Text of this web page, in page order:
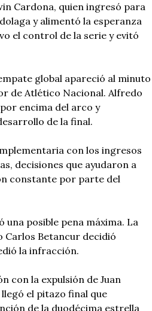
Cardona, quien ingresó para
y alimentó la esperanza
el control de la serie y evitó
global apareció al minuto
de Atlético Nacional. Alfredo
encima del arco y
de la final.
con los ingresos
decisiones que ayudaron a
constante por parte del
posible pena máxima. La
Carlos Betancur decidió
la infracción.
con la expulsión de Juan
el pitazo final que
de la duodécima estrella